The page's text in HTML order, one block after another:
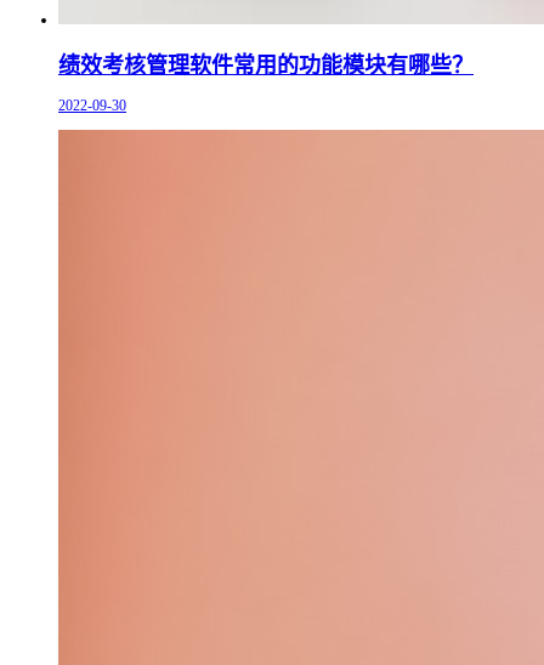
绩效考核管理软件常用的功能模块有哪些？
2022-09-30